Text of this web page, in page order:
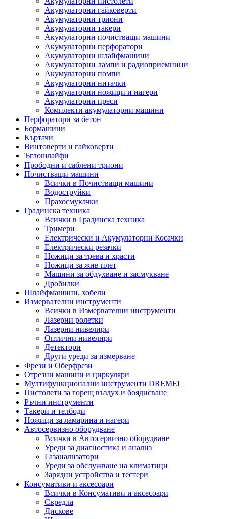
Акумулаторни гайковерти
Акумулаторни триони
Акумулаторни такери
Акумулаторни почистващи машини
Акумулаторни перфоратори
Акумулаторни шлайфмашини
Акумулаторни лампи и радиоприемници
Акумулаторни помпи
Акумулаторни нитачки
Акумулаторни ножици и нагери
Акумулаторни преси
Комплекти акумулаторни машини
Перфоратори за бетон
Бормашини
Къртачи
Винтоверти и гайковерти
Ъглошлайфи
Прободни и саблени триони
Почистващи машини
Всички в Почистващи машини
Водоструйки
Прахосмукачки
Градинска техника
Всички в Градинска техника
Тримери
Електрически и Акумулаторни Косачки
Електрически резачки
Ножици за трева и храсти
Ножици за жив плет
Машини за обдухване и засмукване
Дробилки
Шлайфмашини, хобели
Измервателни инструменти
Всички в Измервателни инструменти
Лазерни ролетки
Лазерни нивелири
Оптични нивелири
Детектори
Други уреди за измерване
Фрези и Оберфрези
Отрезни машини и циркуляри
Мултифункционални инструменти DREMEL
Пистолети за горещ въздух и боядисване
Ръчни инструменти
Такери и телбоди
Ножици за ламарина и нагери
Автосервизно оборудване
Всички в Автосервизно оборудване
Уреди за диагностика и анализ
Газанализатори
Уреди за обслужване на климатици
Зарядни устройства и тестери
Консумативи и аксесоари
Всички в Консумативи и аксесоари
Свредла
Дискове